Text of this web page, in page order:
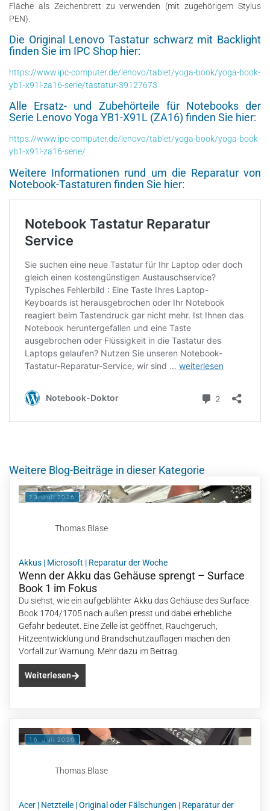
Fläche als Zeichenbrett zu verwenden (mit zugehörigem Stylus
PEN).
Die Original Lenovo Tastatur schwarz mit Backlight
finden Sie im IPC Shop hier:
https://www.ipc-computer.de/lenovo/tablet/yoga-book/yoga-book-
yb1-x91l-za16-serie/tastatur-39127673
Alle Ersatz- und Zubehörteile für Notebooks der
Serie Lenovo Yoga YB1-X91L (ZA16) finden Sie hier:
https://www.ipc-computer.de/lenovo/tablet/yoga-book/yoga-book-
yb1-x91l-za16-serie/
Weitere Informationen rund um die Reparatur von
Notebook-Tastaturen finden Sie hier:
Weitere Blog-Beiträge in dieser Kategorie
23. Juli 2026
Thomas Blase
Akkus | Microsoft | Reparatur der Woche
Wenn der Akku das Gehäuse sprengt – Surface
Book 1 im Fokus
Du siehst, wie ein aufgeblähter Akku das Gehäuse des Surface
Book 1704/1705 nach außen presst und dabei erhebliche
Gefahr bedeutet. Eine Zelle ist geöffnet, Rauchgeruch,
Hitzeentwicklung und Brandschutzauflagen machen den
Vorfall zur Warnung. Mehr dazu im Beitrag.
Weiterlesen
16. Juli 2026
Thomas Blase
Acer | Netzteile |Original oder Fälschungen | Reparatur der